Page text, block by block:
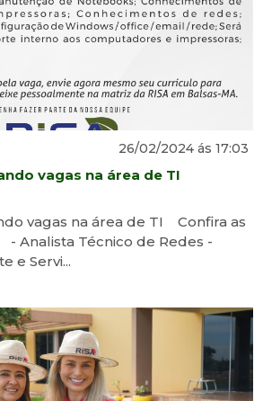
26/02/2024 ás 17:03
vagas na área de TI
vagas na área de TI Confira as
- Analista Técnico de Redes -
e Servi...